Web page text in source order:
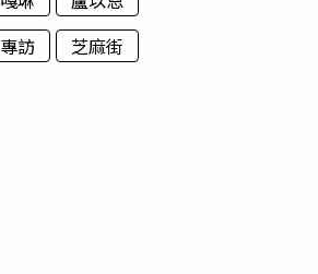
專訪 芝麻街